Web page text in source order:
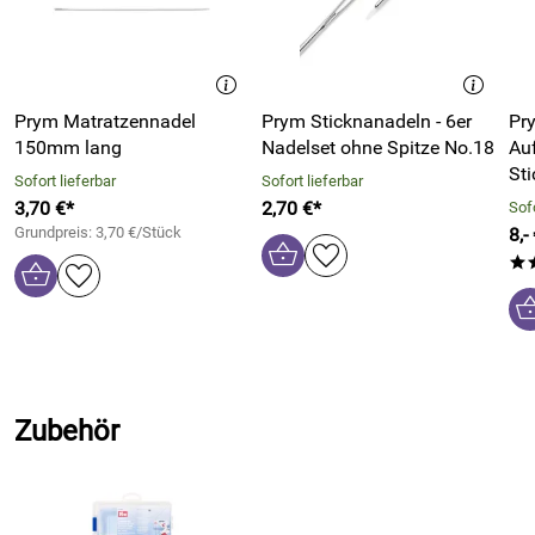
Ein Loch in der Karte ermöglicht die Aufbewahrung an
einem Ring oder in einem Ringbuch.
56 Stück Packung
weiß
Material: Pappe
Hersteller: DMC-Kundendienst, 5, avenue de Suisse B.P.
40190, 68315 ILLZACH Cedex, FRANCE, hallo@dmc.com
Prym Matratzennadel
150mm lang
Sofort lieferbar
3,70 €*
Grundpreis: 3,70 €/Stück
Prym Sticknanadeln - 6er
Nadelset ohne Spitze No.18
Sofort lieferbar
2,70 €*
8,-
Zubehör